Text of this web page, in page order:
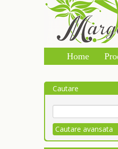
Home
Cautare
Cautare avansata